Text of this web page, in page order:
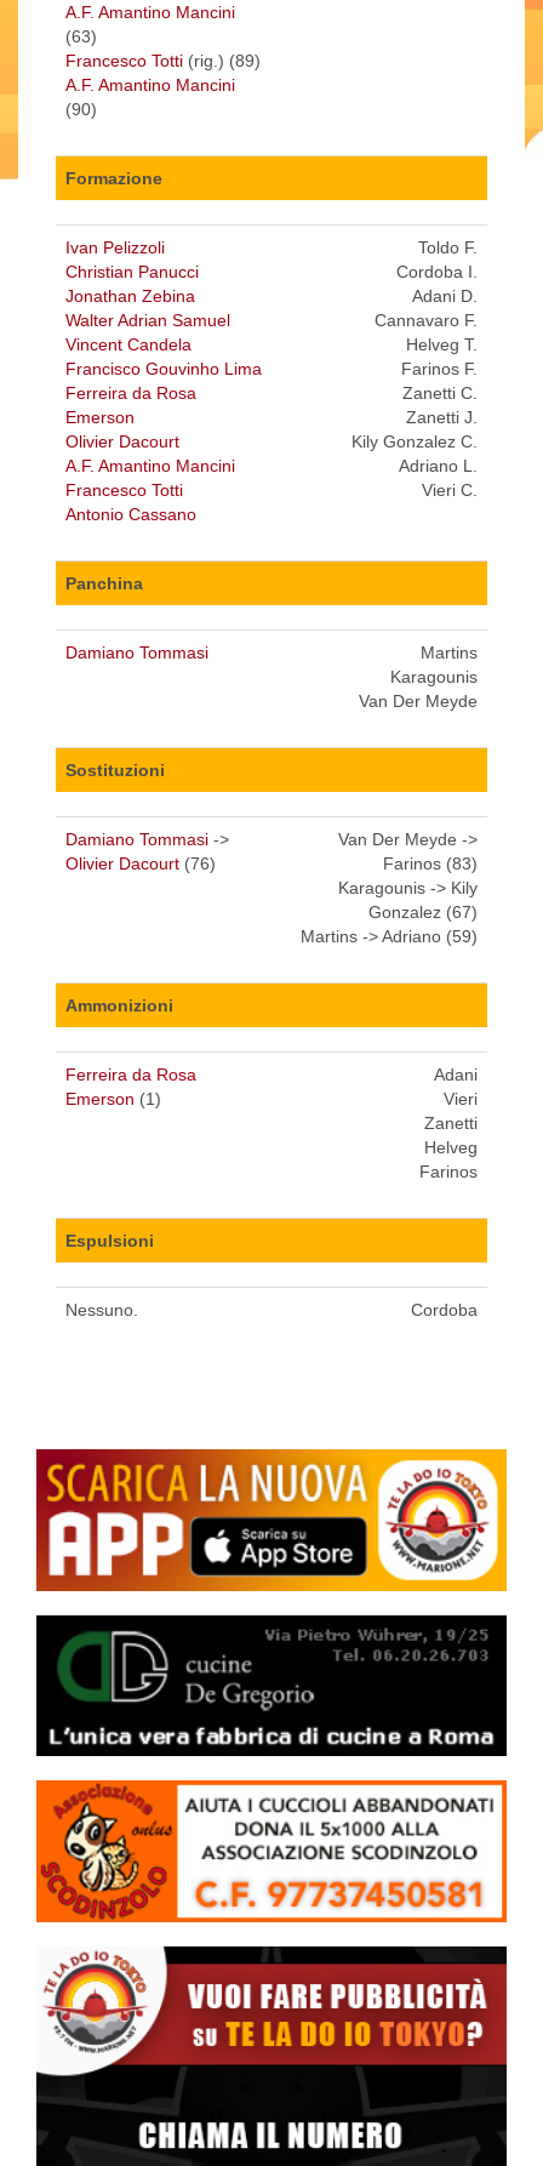
A.F. Amantino Mancini
(63)
Francesco Totti (rig.) (89)
A.F. Amantino Mancini
(90)
Formazione
Ivan Pelizzoli
Christian Panucci
Jonathan Zebina
Walter Adrian Samuel
Vincent Candela
Francisco Gouvinho Lima
Ferreira da Rosa
Emerson
Olivier Dacourt
A.F. Amantino Mancini
Francesco Totti
Antonio Cassano
Toldo F.
Cordoba I.
Adani D.
Cannavaro F.
Helveg T.
Farinos F.
Zanetti C.
Zanetti J.
Kily Gonzalez C.
Adriano L.
Vieri C.
Panchina
Damiano Tommasi
Martins
Karagounis
Van Der Meyde
Sostituzioni
Damiano Tommasi ->
Olivier Dacourt (76)
Van Der Meyde ->
Farinos (83)
Karagounis -> Kily
Gonzalez (67)
Martins -> Adriano (59)
Ammonizioni
Ferreira da Rosa
Emerson (1)
Adani
Vieri
Zanetti
Helveg
Farinos
Espulsioni
Nessuno. Cordoba